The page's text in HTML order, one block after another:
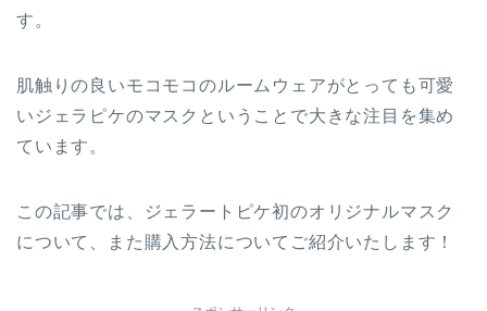
す。
肌触りの良いモコモコのルームウェアがとっても可愛
いジェラピケのマスクということで大きな注目を集め
ています。
この記事では、ジェラートピケ初のオリジナルマスク
について、また購入方法についてご紹介いたします！